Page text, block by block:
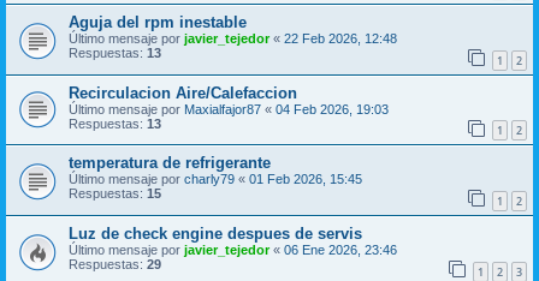
Aguja del rpm inestable
Último mensaje por javier_tejedor« 22 Feb 2026, 12:48
Respuestas: 13 1 2
Recirculacion Aire/Calefaccion
Último mensaje por Maxialfajor87 « 04 Feb 2026, 19:03
Respuestas: 13 1 2
temperatura de refrigerante
Último mensaje por charly79 « 01 Feb 2026, 15:45
Respuestas: 15 1 2
Luz de check engine despues de servis
Último mensaje por javier_tejedor« 06 Ene 2026, 23:46
Respuestas: 29 1 2 3